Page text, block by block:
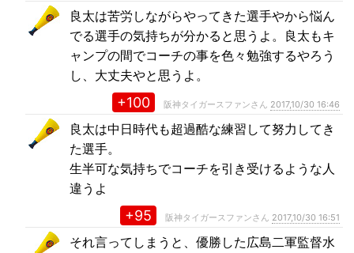
良太は苦労しながらやってきた選手やから悩ん
でる選手の気持ちが分かると思うよ。良太もキ
ャンプの間でコーチの事を色々勉強するやろう
し、大丈夫やと思うよ。
+100 阪神タイガースファンさん 2017,10/30 16:46
良太は中日時代も超過酷な練習して努力してき
た選手。
生半可な気持ちでコーチを引き受けるような人
違うよ
+95 阪神タイガースファンさん 2017,10/30 16:51
それ言ってしまうと、優勝した広島二軍監督水